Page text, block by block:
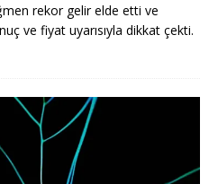
rekor gelir elde etti ve
ve fiyat uyarısıyla dikkat çekti.